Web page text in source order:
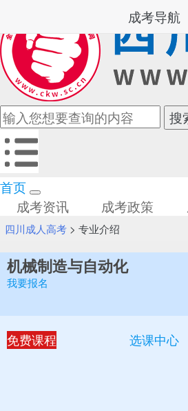
首页
成考资讯
成考政策
四川成人高考> 专业介绍
机械制造与自动化
我要报名
免费课程 选课中心
成考导航